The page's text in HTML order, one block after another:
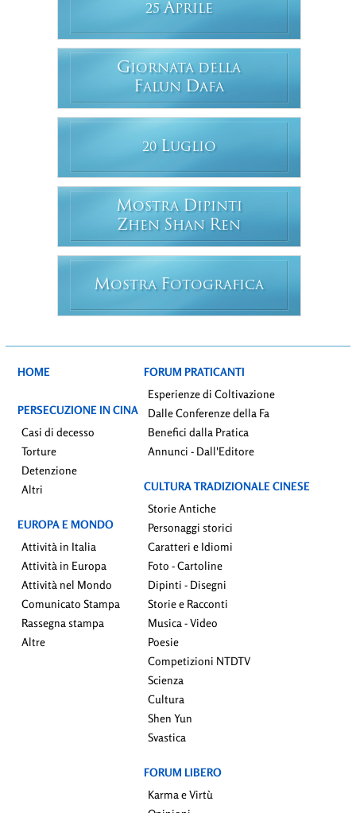
25 APRILE
GIORNATA DELLA
FALUN DAFA
20 LUGLIO
MOSTRA DIPINTI
ZHEN SHAN REN
MOSTRA FOTOGRAFICA
HOME
PERSECUZIONE IN CINA
Casi di decesso
Torture
Detenzione
Altri
EUROPA E MONDO
Attività in Italia
Attività in Europa
Attività nel Mondo
Comunicato Stampa
Rassegna stampa
Altre
FORUM PRATICANTI
Esperienze di Coltivazione
Dalle Conferenze della Fa
Benefici dalla Pratica
Annunci - Dall'Editore
CULTURA TRADIZIONALE CINESE
Storie Antiche
Personaggi storici
Caratteri e Idiomi
Foto - Cartoline
Dipinti - Disegni
Storie e Racconti
Musica - Video
Poesie
Competizioni NTDTV
Scienza
Cultura
Shen Yun
Svastica
FORUM LIBERO
Karma e Virtù